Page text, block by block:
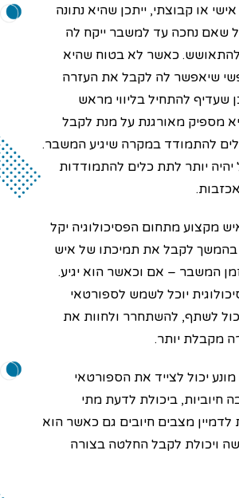
או קבוצתי, ייתכן שהיא נתונה
שאם נחכה עד למשבר ייקח לה
כאשר לא בטוח שהיא
שיאפשר לה לקבל את העזרה
שעדיף להתחיל בליווי מראש
מספיק מאורגנת על מנת לקבל
להתמודד במקרה שיגיע המשבר.
יותר לתת כלים להתמודדות
מקצוע מתחום הפסיכולוגיה יקל
בהמשך לקבל את תמיכתו של איש
המשבר – אם וכאשר הוא יגיע.
יוכל לשמש לספורטאי
לשתף, להשתחרר ולחוות את
מקבלת יותר.
מונע יכול לצייד את הספורטאי
חיוביות, ביכולת לדעת מתי
לדמיין מצבים חיובים גם כאשר הוא
ויכולת לקבל החלטה בצורה